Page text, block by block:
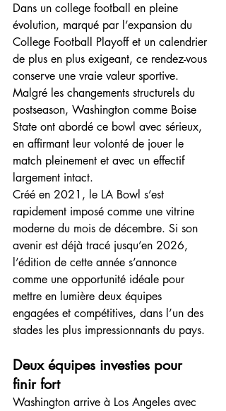
Dans un college football en pleine
évolution, marqué par l’expansion du
College Football Playoff et un calendrier
de plus en plus exigeant, ce rendez-vous
conserve une vraie valeur sportive.
Malgré les changements structurels du
postseason, Washington comme Boise
State ont abordé ce bowl avec sérieux,
en affirmant leur volonté de jouer le
match pleinement et avec un effectif
largement intact.
Créé en 2021, le LA Bowl s’est
rapidement imposé comme une vitrine
moderne du mois de décembre. Si son
avenir est déjà tracé jusqu’en 2026,
l’édition de cette année s’annonce
comme une opportunité idéale pour
mettre en lumière deux équipes
engagées et compétitives, dans l’un des
stades les plus impressionnants du pays.
Deux équipes investies pour
finir fort
Washington arrive à Los Angeles avec